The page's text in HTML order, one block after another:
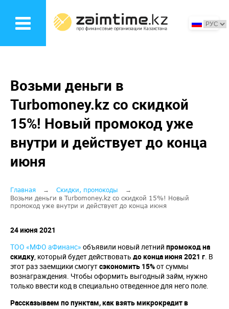
основному
Возьми деньги в
Turbomoney.kz со скидкой
15%! Новый промокод уже
внутри и действует до конца
июня
Строка
навигации
Главная
Скидки, промокоды
Возьми деньги в Turbomoney.kz со скидкой 15%! Новый
промокод уже внутри и действует до конца июня
24 июня 2021
ТОО «МФО аФинанс» объявили новый летний промокод на
скидку, который будет действовать до конца июня 2021 г. В
этот раз заемщики смогутсэкономить 15%от суммы
вознаграждения. Чтобы оформить выгодный займ, нужно
только ввести код в специально отведенное для него поле.
Рассказываем по пунктам, как взять микрокредит в